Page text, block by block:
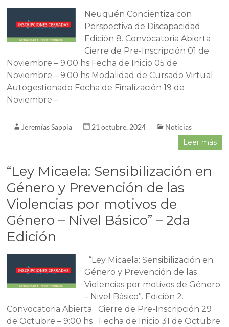
Neuquén Concientiza con
Perspectiva de Discapacidad.
Edición 8. Convocatoria Abierta
Cierre de Pre-Inscripción 01 de
Noviembre – 9:00 hs Fecha de Inicio 05 de
Noviembre – 9:00 hs Modalidad de Cursado Virtual
Autogestionado Fecha de Finalización 19 de
Noviembre –
Jeremías Sappia 21 octubre, 2024 Noticias
Leer más
“Ley Micaela: Sensibilización en
Género y Prevención de las
Violencias por motivos de
Género – Nivel Básico” – 2da
Edición
“Ley Micaela: Sensibilización en
Género y Prevención de las
Violencias por motivos de Género
– Nivel Básico”. Edición 2.
Convocatoria Abierta Cierre de Pre-Inscripción 29
de Octubre – 9:00 hs Fecha de Inicio 31 de Octubre